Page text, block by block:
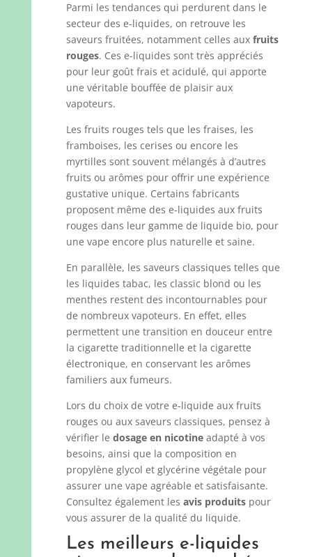
Parmi les tendances qui perdurent dans le
secteur des e-liquides, on retrouve les
saveurs fruitées, notamment celles aux fruits
rouges. Ces e-liquides sont très appréciés
pour leur goût frais et acidulé, qui apporte
une véritable bouffée de plaisir aux
vapoteurs.
Les fruits rouges tels que les fraises, les
framboises, les cerises ou encore les
myrtilles sont souvent mélangés à d’autres
fruits ou arômes pour offrir une expérience
gustative unique. Certains fabricants
proposent même des e-liquides aux fruits
rouges dans leur gamme de liquide bio, pour
une vape encore plus naturelle et saine.
En parallèle, les saveurs classiques telles que
les liquides tabac, les classic blond ou les
menthes restent des incontournables pour
de nombreux vapoteurs. En effet, elles
permettent une transition en douceur entre
la cigarette traditionnelle et la cigarette
électronique, en conservant les arômes
familiers aux fumeurs.
Lors du choix de votre e-liquide aux fruits
rouges ou aux saveurs classiques, pensez à
vérifier le dosage en nicotineadapté à vos
besoins, ainsi que la composition en
propylène glycol et glycérine végétale pour
assurer une vape agréable et satisfaisante.
Consultez également les avis produitspour
vous assurer de la qualité du liquide.
Les meilleurs e-liquides